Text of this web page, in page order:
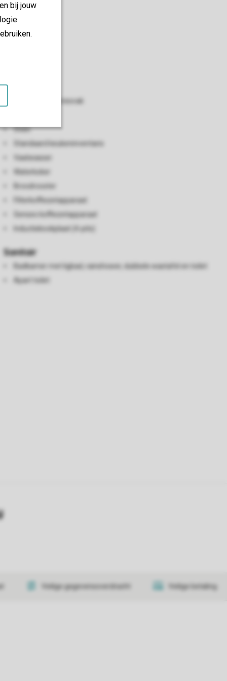
bij jouw
Koelkast met vriesvak
Oven
Standaard keukeninventaris
Vaatwasser
Waterkoker
Broodrooster
Filterkoffiezetapparaat
Senseo koffiezetapparaat
Inductiekookplaat (4-pits)
Sanitair
Badkamer met ligbad, rainshower, dubbele wastafel en toilet
Apart toilet
Veilige gegevensoverdracht Veilige betaling